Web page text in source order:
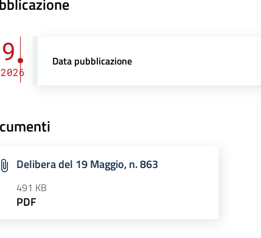
Data pubblicazione
Delibera del 19 Maggio, n. 863
491 KB
PDF